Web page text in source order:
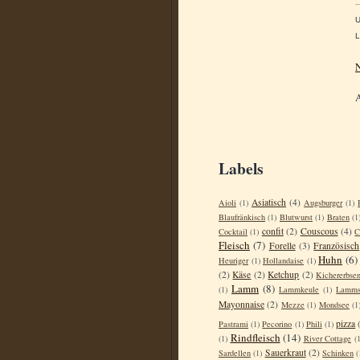
Labels
Aioli (1) Asiatisch (4) Augsburger (1)
Blaufränkisch (1) Blutwurst (1) Braten (1)
Cocktail (1) confit (2) Couscous (4)
Fleisch (7) Forelle (3) Französisch
Heuriger (1) Hollandaise (1) Huhn (6)
(2) Käse (2) Ketchup (2) Kichererbsen
(1) Lamm (8) Lammkeule (1)
Mayonnaise (2) Mezze (1) Mondsee (1)
Pastrami (1) Pecorino (1) Phili (1) pizza
(1) Rindfleisch (14) River Cottage
Sardellen (1) Sauerkraut (2) Schinken